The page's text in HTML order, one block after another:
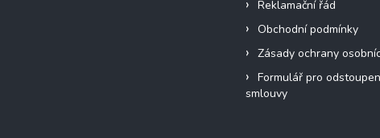
Reklamační řád
Obchodní podmínky
Zásady ochrany
Formulář pro
smlouvy